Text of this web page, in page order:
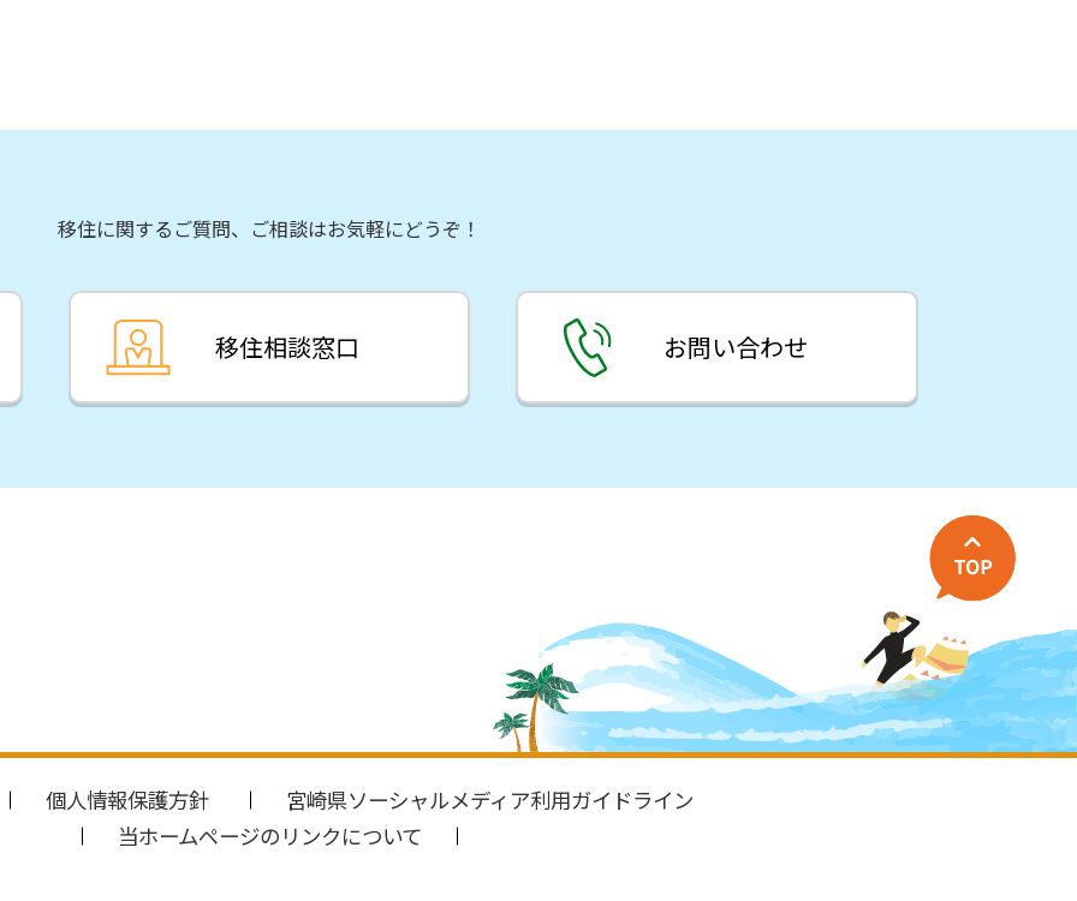
移住に関するご質問、ご相談はお気軽にどうぞ！
移住相談窓口 お問い合わせ
個人情報保護方針
宮崎県ソーシャルメディア利用ガイドライン
当ホームページのリンクについて